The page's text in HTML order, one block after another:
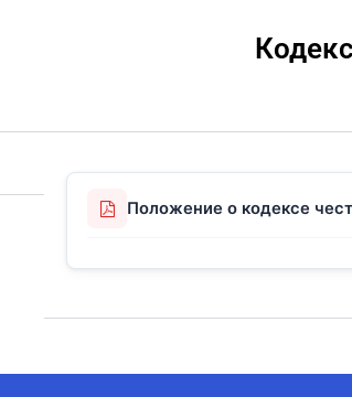
Положение о кодексе